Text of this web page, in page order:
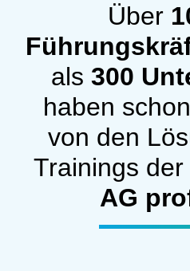
Über
als 300
haben
von den
Trainings der
AG